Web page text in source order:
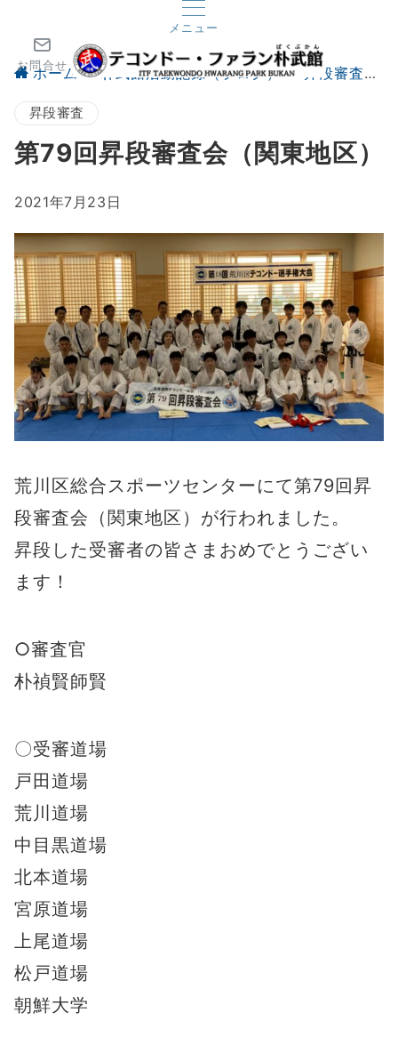
メニュー
お問合せ
ホーム 朴武館活動記録（ブログ） 昇段審査
昇段審査
第79回昇段審査会（関東地区）
2021年7月23日
荒川区総合スポーツセンターにて第79回昇
段審査会（関東地区）が行われました。
昇段した受審者の皆さまおめでとうござい
ます！
○審査官
朴禎賢師賢
〇受審道場
戸田道場
荒川道場
中目黒道場
北本道場
宮原道場
上尾道場
松戸道場
朝鮮大学